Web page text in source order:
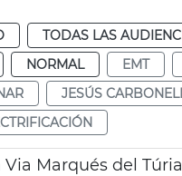
TODAS LAS
NORMAL EMT
JESÚS
Marqués del Túria